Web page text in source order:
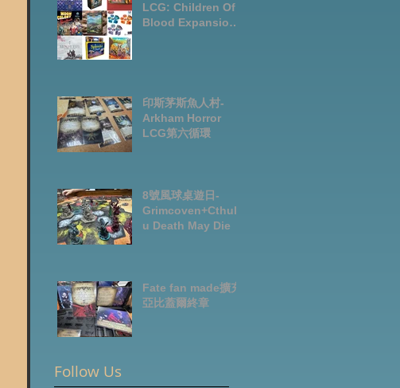
LCG: Children Of
Blood Expansion
印斯茅斯魚人村-
Arkham Horror
LCG第六循環
8號風球桌遊日-
Grimcoven+Cthulh
u Death May Die
Fate fan made擴充-
亞比蓋爾終章
Follow Us